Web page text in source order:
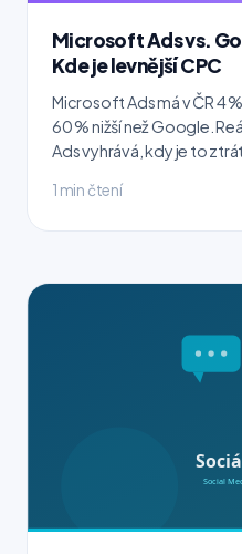
Microsoft Ads vs.
Kde je levnější CPC
Microsoft Ads má v ČR 4
60 % nižší než Google.
Ads vyhrává, kdy je to
1 min čtení